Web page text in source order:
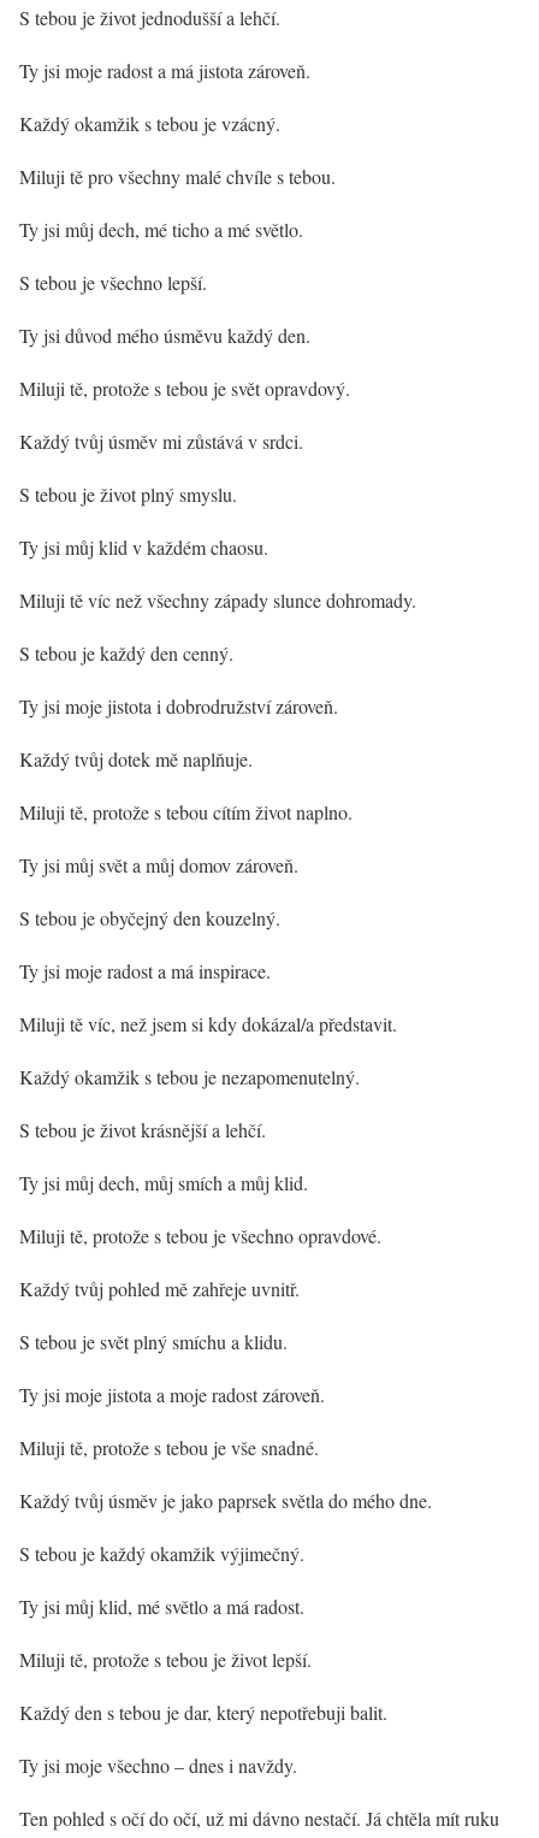
S tebou je život jednodušší a lehčí.
Ty jsi moje radost a má jistota zároveň.
Každý okamžik s tebou je vzácný.
Miluji tě pro všechny malé chvíle s tebou.
Ty jsi můj dech, mé ticho a mé světlo.
S tebou je všechno lepší.
Ty jsi důvod mého úsměvu každý den.
Miluji tě, protože s tebou je svět opravdový.
Každý tvůj úsměv mi zůstává v srdci.
S tebou je život plný smyslu.
Ty jsi můj klid v každém chaosu.
Miluji tě víc než všechny západy slunce dohromady.
S tebou je každý den cenný.
Ty jsi moje jistota i dobrodružství zároveň.
Každý tvůj dotek mě naplňuje.
Miluji tě, protože s tebou cítím život naplno.
Ty jsi můj svět a můj domov zároveň.
S tebou je obyčejný den kouzelný.
Ty jsi moje radost a má inspirace.
Miluji tě víc, než jsem si kdy dokázal/a představit.
Každý okamžik s tebou je nezapomenutelný.
S tebou je život krásnější a lehčí.
Ty jsi můj dech, můj smích a můj klid.
Miluji tě, protože s tebou je všechno opravdové.
Každý tvůj pohled mě zahřeje uvnitř.
S tebou je svět plný smíchu a klidu.
Ty jsi moje jistota a moje radost zároveň.
Miluji tě, protože s tebou je vše snadné.
Každý tvůj úsměv je jako paprsek světla do mého dne.
S tebou je každý okamžik výjimečný.
Ty jsi můj klid, mé světlo a má radost.
Miluji tě, protože s tebou je život lepší.
Každý den s tebou je dar, který nepotřebuji balit.
Ty jsi moje všechno – dnes i navždy.
Ten pohled s očí do očí, už mi dávno nestačí. Já chtěla mít ruku